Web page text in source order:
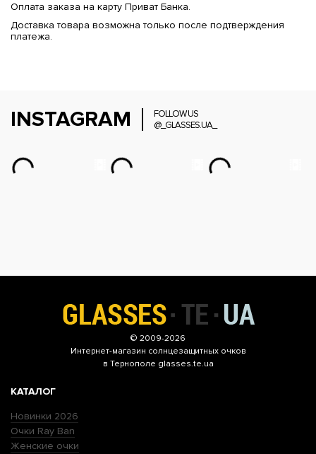
Оплата заказа на карту Приват Банка.
Доставка товара возможна только после подтверждения
платежа.
INSTAGRAM
FOLLOW US
@_GLASSES.UA_
© 2009-2026
Интернет-магазин солнцезащитных очков
в Тернополе glasses.te.ua
КАТАЛОГ
Новинки 2026
Очки Ray Ban
Женские очки